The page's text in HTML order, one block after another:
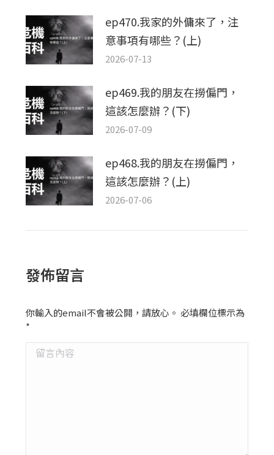
ep470.我家的外傭來了，注
意事項有哪些？(上)
2026-07-13
ep469.我的朋友在撈偏門，
這該怎麼辦？(下)
2026-07-09
ep468.我的朋友在撈偏門，
這該怎麼辦？(上)
2026-07-06
發佈留言
你輸入的email不會被公開，請放心。 必填欄位標示為
*
留言內容